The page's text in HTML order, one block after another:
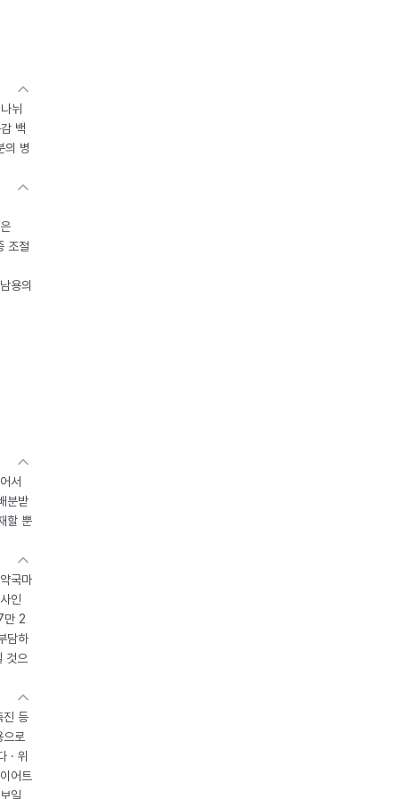
뉘
백
의 병
조절
용의
서
분받
할 뿐
국마
인
만 2
담하
것으
진 등
로
· 위
어트
일